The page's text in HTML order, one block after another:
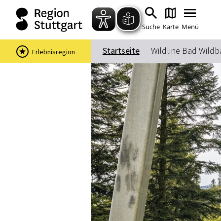
Suche Karte Menü
Startseite Wildline Bad
Erlebnisregion